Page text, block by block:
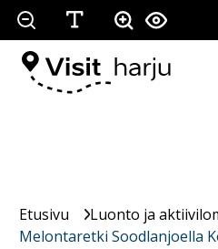
Etusivu Luonto ja
Melontaretki Soodlanjoella